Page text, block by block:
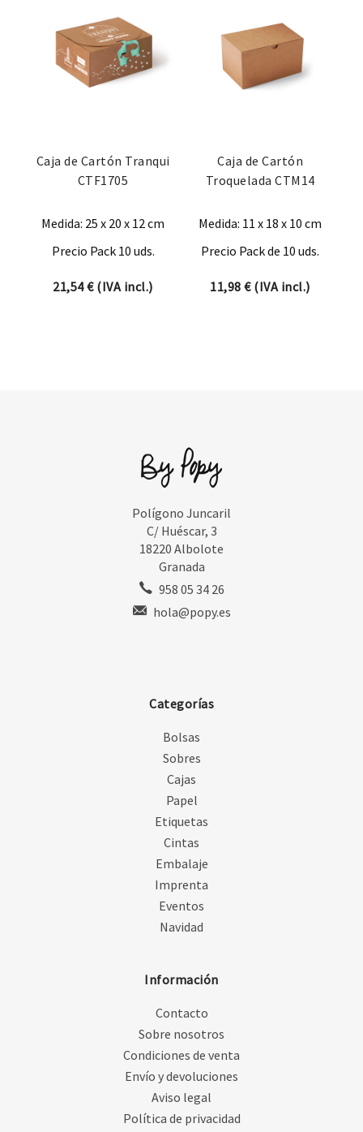
Caja de Cartón Tranqui
CTF1705
Medida: 25 x 20 x 12 cm
Precio Pack 10 uds.
21,54€(IVA incl.)
Caja de Cartón
Troquelada CTM14
Medida: 11 x 18 x 10 cm
Precio Pack de 10 uds.
11,98€(IVA incl.)
Polígono Juncaril
C/ Huéscar, 3
18220 Albolote
Granada
958 05 34 26
hola@popy.es
Categorías
Bolsas
Sobres
Cajas
Papel
Etiquetas
Cintas
Embalaje
Imprenta
Eventos
Navidad
Información
Contacto
Sobre nosotros
Condiciones de venta
Envío y devoluciones
Aviso legal
Política de privacidad